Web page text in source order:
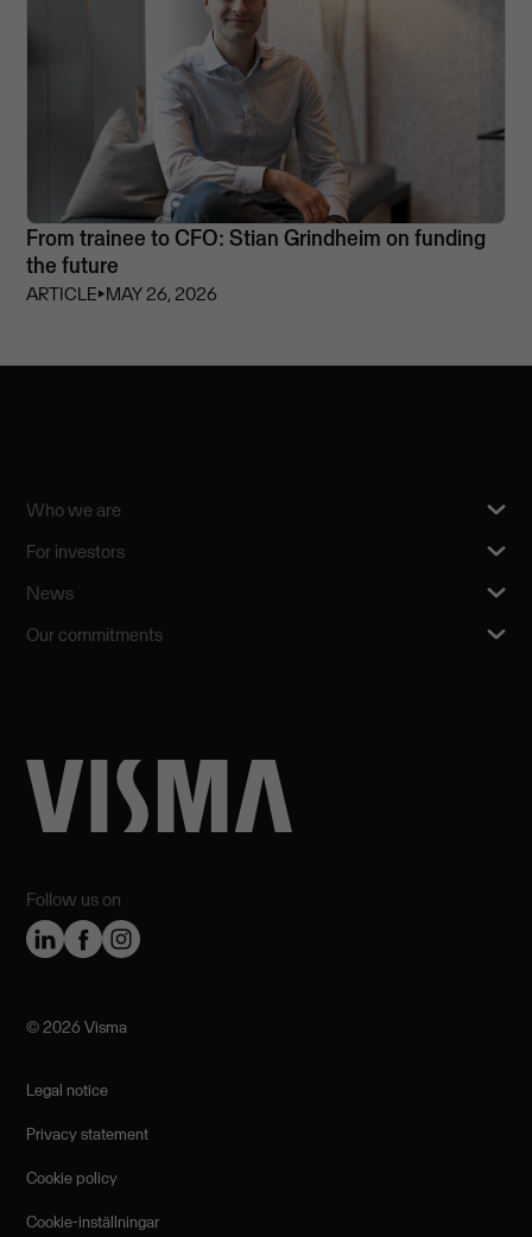
From trainee to CFO: Stian Grindheim on funding
the future
ARTICLE⏵MAY 26, 2026
Follow us on
Who we are
For investors
News
Our commitments
©️ 2026 Visma
Legal notice
Privacy statement
Cookie policy
Cookie-inställningar